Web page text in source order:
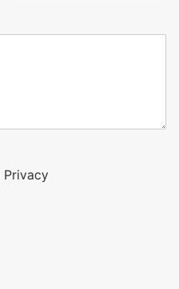
Privacy